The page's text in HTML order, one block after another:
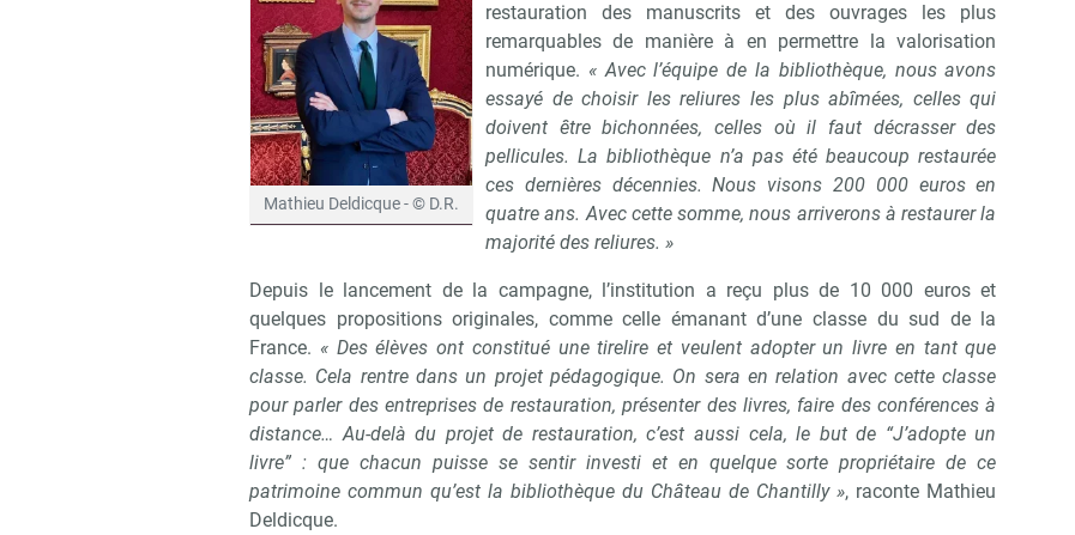
Mathieu Deldicque - © D.R.
restauration des manuscrits et des ouvrages les plus
remarquables de manière à en permettre la valorisation
numérique. « Avec l’équipe de la bibliothèque, nous avons
essayé de choisir les reliures les plus abîmées, celles qui
doivent être bichonnées, celles où il faut décrasser des
pellicules. La bibliothèque n’a pas été beaucoup restaurée
ces dernières décennies. Nous visons 200 000 euros en
quatre ans. Avec cette somme, nous arriverons à restaurer la
majorité des reliures. »
Depuis le lancement de la campagne, l’institution a reçu plus de 10 000 euros et
quelques propositions originales, comme celle émanant d’une classe du sud de la
France. « Des élèves ont constitué une tirelire et veulent adopter un livre en tant que
classe. Cela rentre dans un projet pédagogique. On sera en relation avec cette classe
pour parler des entreprises de restauration, présenter des livres, faire des conférences à
distance… Au-delà du projet de restauration, c’est aussi cela, le but de “J’adopte un
livre” : que chacun puisse se sentir investi et en quelque sorte propriétaire de ce
patrimoine commun qu’est la bibliothèque du Château de Chantilly », raconte Mathieu
Deldicque.
Recevoir Culture Matin Abonnez-vous à notre newsletter
Non merci, je reçois déjà ! Je déciderai plus tard